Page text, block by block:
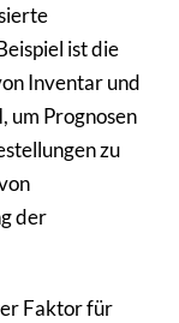
ist die
Inventar und
um Prognosen
zu
der
Faktor für